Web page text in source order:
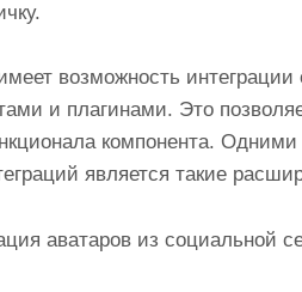
возможность интеграции
и плагинами. Это
компонента.
является такие
аватаров из социальной